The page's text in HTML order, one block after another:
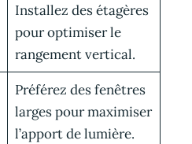
Installez des étagères
pour optimiser le
rangement vertical.
Préférez des fenêtres
larges pour maximiser
l’apport de lumière.